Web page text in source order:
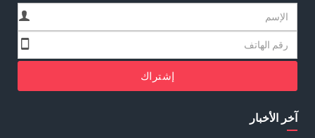
إشتراك
آخر الأخبار